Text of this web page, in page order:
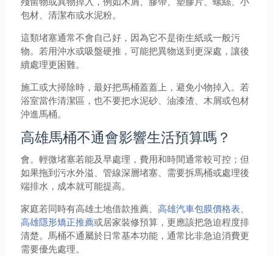
包材、清潔布或水泥粉。
這類堵塞通常不會自己好，因為它不是衛生紙或一般污
物。若用沖水或吸盤硬推，可能把異物送到更深處，讓後
續處理更困難。
施工或大掃除時，最好把馬桶蓋蓋上，避免小物掉入。若
浴室當作清潔區，也不要把水泥砂、油漆渣、木屑或包材
沖進馬桶。
高雄馬桶不通會影響生活預算嗎？
會。輕微堵塞若能及早處理，費用和時間通常較可控；但
如果拖到污水外溢、管線深層堵塞、需要拆馬桶或處理後
端排水，成本就可能提高。
家庭若同時有高雄土地借款推薦、 高雄汽車包膜價格表、
高雄隱形矯正推薦或居家裝修預算，更應該把急迫程度排
清楚。馬桶不通屬於日常基本功能，通常比非急迫消費更
需要優先處理。